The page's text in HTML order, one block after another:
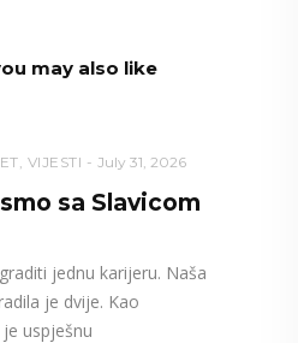
may also like
VIJESTI July 31, 2026
sa Slavicom
jednu karijeru. Naša
je dvije. Kao
uspješnu